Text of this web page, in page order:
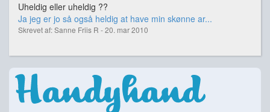
Uheldig eller uheldig ??
Ja jeg er jo så også heldig at have min skønne ar...
Skrevet af: Sanne Friis R - 20. mar 2010